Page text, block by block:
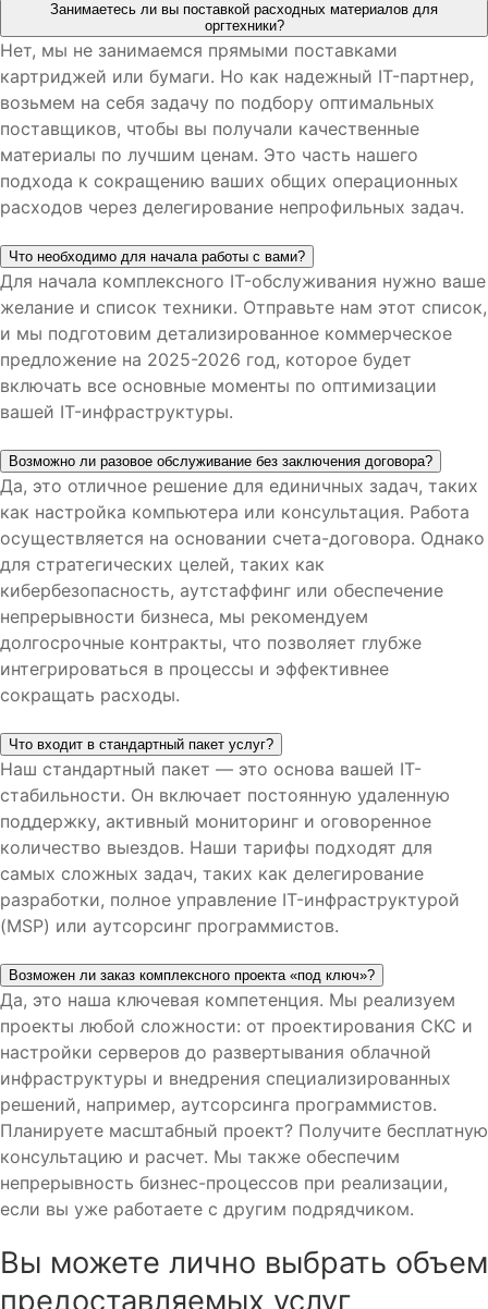
Занимаетесь ли вы поставкой расходных материалов для
оргтехники?
Нет, мы не занимаемся прямыми поставками
картриджей или бумаги. Но как надежный IT-партнер,
возьмем на себя задачу по подбору оптимальных
поставщиков, чтобы вы получали качественные
материалы по лучшим ценам. Это часть нашего
подхода к сокращению ваших общих операционных
расходов через делегирование непрофильных задач.
Что необходимо для начала работы с вами?
Для начала комплексного IT-обслуживания нужно ваше
желание и список техники. Отправьте нам этот список,
и мы подготовим детализированное коммерческое
предложение на 2025-2026 год, которое будет
включать все основные моменты по оптимизации
вашей IT-инфраструктуры.
Возможно ли разовое обслуживание без заключения договора?
Да, это отличное решение для единичных задач, таких
как настройка компьютера или консультация. Работа
осуществляется на основании счета-договора. Однако
для стратегических целей, таких как
кибербезопасность, аутстаффинг или обеспечение
непрерывности бизнеса, мы рекомендуем
долгосрочные контракты, что позволяет глубже
интегрироваться в процессы и эффективнее
сокращать расходы.
Что входит в стандартный пакет услуг?
Наш стандартный пакет — это основа вашей IT-
стабильности. Он включает постоянную удаленную
поддержку, активный мониторинг и оговоренное
количество выездов. Наши тарифы подходят для
самых сложных задач, таких как делегирование
разработки, полное управление IT-инфраструктурой
(MSP) или аутсорсинг программистов.
Возможен ли заказ комплексного проекта «под ключ»?
Да, это наша ключевая компетенция. Мы реализуем
проекты любой сложности: от проектирования СКС и
настройки серверов до развертывания облачной
инфраструктуры и внедрения специализированных
решений, например, аутсорсинга программистов.
Планируете масштабный проект? Получите бесплатную
консультацию и расчет. Мы также обеспечим
непрерывность бизнес-процессов при реализации,
если вы уже работаете с другим подрядчиком.
Вы можете лично выбрать объем
предоставляемых услуг